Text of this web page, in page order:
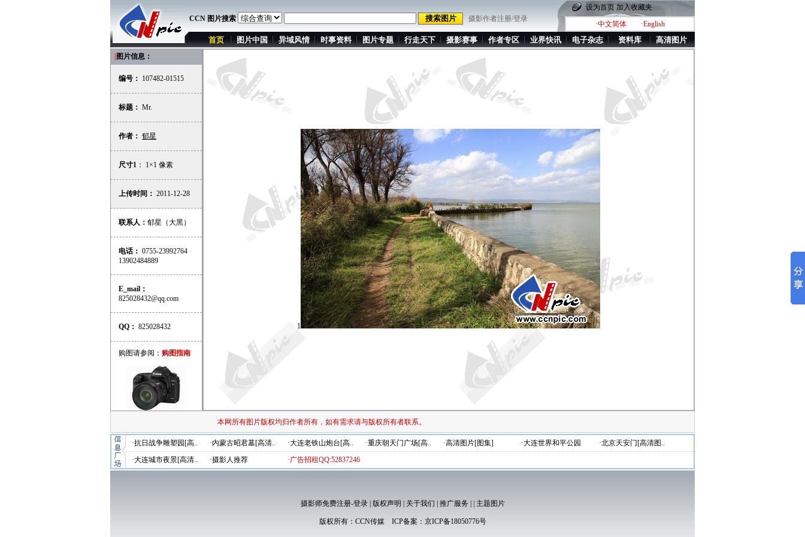
CCN 图片搜索 摄影作者注册/登录
设为首页 加入收藏夹
·中文简体
·English
首页 图片中国 异域风情 时事资料 图片专题 行走天下 摄影赛事 作者专区 业界快讯 电子杂志 资料库 高清图片
图片信息：
编号： 107482-01515
标题： Mr.
作者： 郁星
尺寸1 ： 1×1 像素
上传时间： 2011-12-28
联系人： 郁星（大黑）
电话： 0755-23992764
13902484889
E_mail：
825028432@qq.com
QQ： 825028432
购图请参阅： 购图指南
1
本网所有图片版权均归作者所有，如有需求请与版权所有者联系。
·抗日战争雕塑园[高.. ·内蒙古昭君墓[高清.. ·大连老铁山炮台[高.. ·重庆朝天门广场[高.. ·高清图片[图集] ·大连世界和平公园
·北京天安门[高清图..
·大连城市夜景[高清..
·摄影人推荐 ·广告招租QQ:52837246
摄影师免费注册-登录| 版权声明 关于我们 推广服务 主题图片
版权所有： CCN传媒ICP备案： 京ICP备18050776号